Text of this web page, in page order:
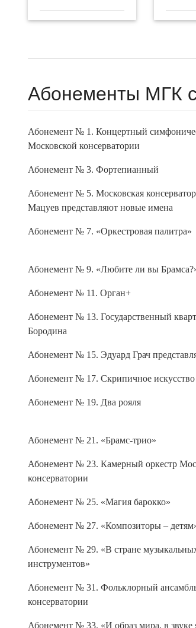
Абонементы МГК
Абонемент № 1. Концертный
Московской консерватории
Абонемент № 3. Фортепианный
Абонемент № 5. Московская
Мацуев представляют новые имена
Абонемент № 7. «Оркестровая палитра»
Абонемент № 9. «Любите ли вы
Абонемент № 11. Орган+
Абонемент № 13. Государственный
Бородина
Абонемент № 15. Эдуард Грач
Абонемент № 17. Скрипичное искусство
Абонемент № 19. Два рояля
Абонемент № 21. «Брамс-трио»
Абонемент № 23. Камерный оркестр
консерватории
Абонемент № 25. «Магия барокко»
Абонемент № 27. «Композиторы –
Абонемент № 29. «В стране
инструментов»
Абонемент № 31. Фольклорный
консерватории
Абонемент № 33. «И образ мира, в звуке